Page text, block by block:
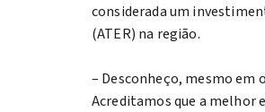
considerada um
(ATER) na região.
– Desconheço, mesmo em
Acreditamos que a melhor